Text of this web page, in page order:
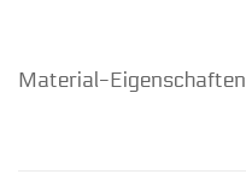
Material-Eigenschaften